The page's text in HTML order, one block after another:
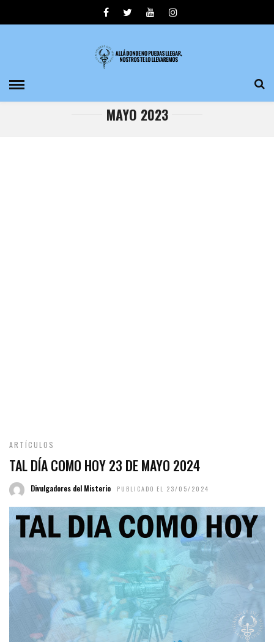
MAYO 2023
ARTÍCULOS
TAL DÍA COMO HOY 23 DE MAYO 2024
Divulgadores del Misterio PUBLICADO EL 23/05/2024